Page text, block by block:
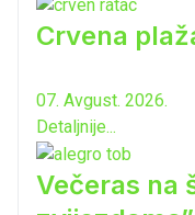
Crvena
07. Avgust. 2026.
Detaljnije...
Večeras na